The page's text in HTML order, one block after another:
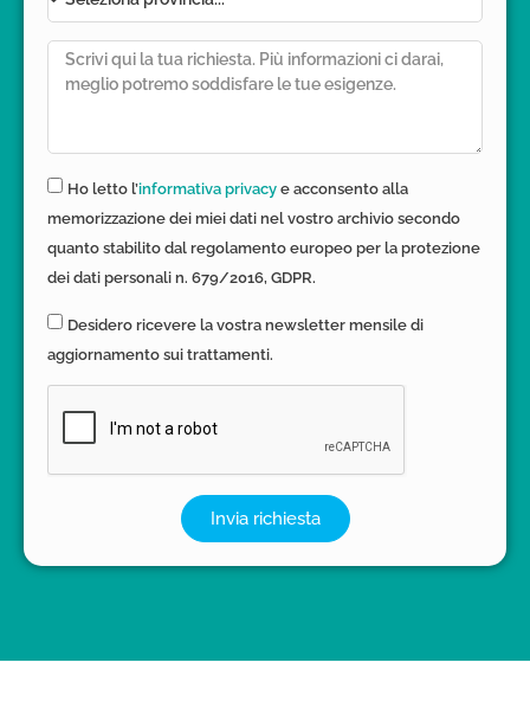
Ho letto l’informativa privacy e acconsento alla
memorizzazione dei miei dati nel vostro archivio secondo
quanto stabilito dal regolamento europeo per la protezione
dei dati personali n. 679/2016, GDPR.
Desidero ricevere la vostra newsletter mensile di
aggiornamento sui trattamenti.
Invia richiesta